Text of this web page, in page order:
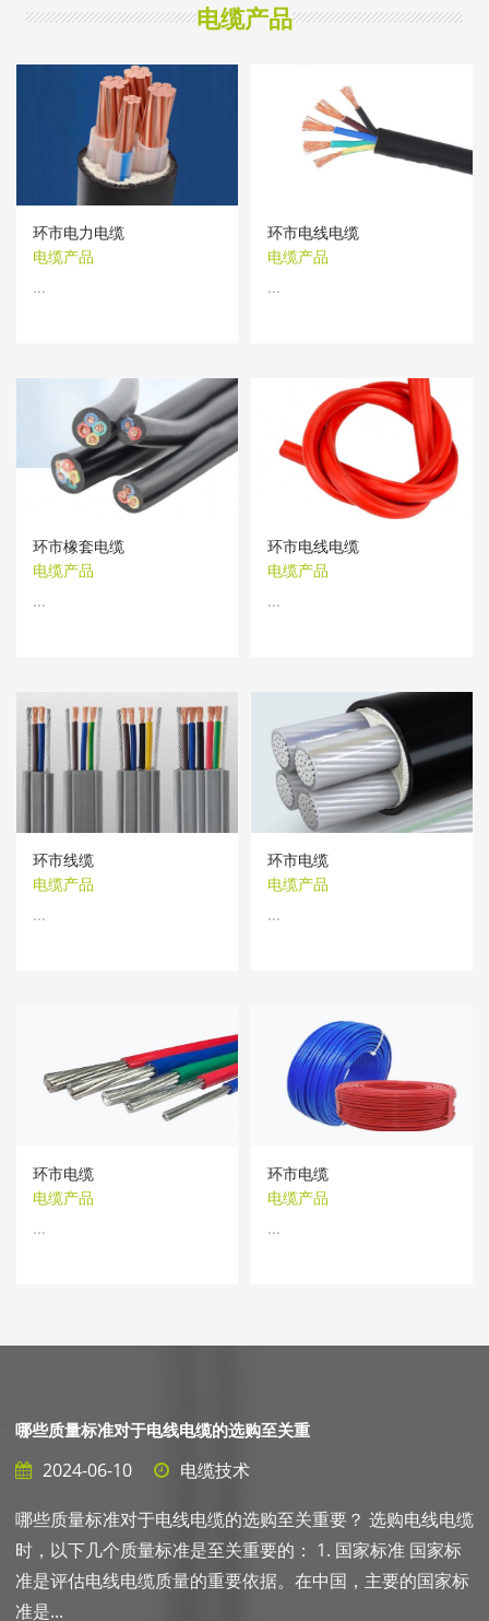
电缆产品
环市电力电缆
电缆产品
...
环市电线电缆
电缆产品
...
环市橡套电缆
电缆产品
...
环市电线电缆
电缆产品
...
环市线缆
电缆产品
...
环市电缆
电缆产品
...
环市电缆
电缆产品
...
环市电缆
电缆产品
...
电线电缆选择时应注意哪些因素？
2024-06-10 电缆技术
电线电缆选择时应注意哪些因素？ 电线电缆选择时应注意以
下因素： 1. 电流负载：根据要传输的电流负载选择合适的
电线电缆。电流负载大的情况下，需要选择截面积较大、导
线粗的...